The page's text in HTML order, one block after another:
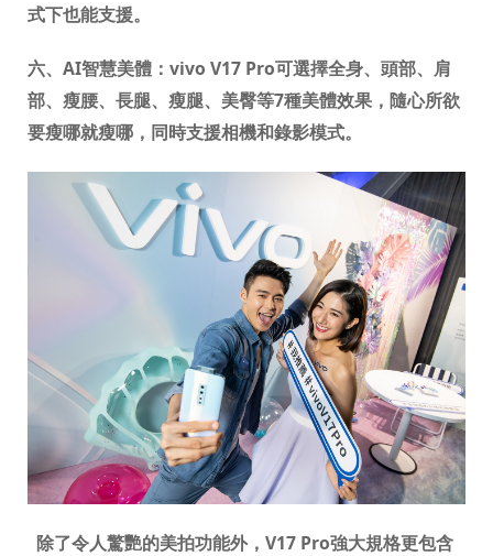
式下也能支援。
六、 AI智慧美體： vivo V17 Pro可選擇全身、 頭部、 肩
部、 瘦腰、 長腿、 瘦腿、美臀等7種美體效果，隨心所欲
要瘦哪就瘦哪，同時支援相機和錄影模式。
除了令人驚艷的美拍功能外， V17 Pro強大規格更包含